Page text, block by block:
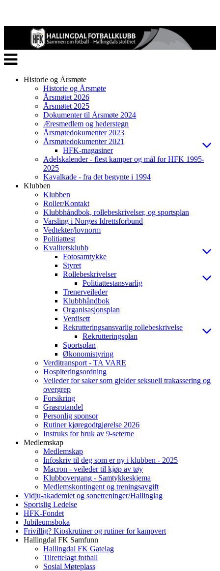
Veksle
navigasjon
Historie og Årsmøte
Historie og Årsmøte
Årsmøtet 2026
Årsmøtet 2025
Dokumenter til Årsmøte 2024
Æresmedlem og hederstegn
Årsmøtedokumenter 2023
Årsmøtedokumenter 2021
HFK-magasiner
Adelskalender - flest kamper og mål for HFK 1995-
2025
Kavalkade - fra det begynte i 1994
Klubben
Klubben
Roller/Kontakt
Klubbhåndbok, rollebeskrivelser, og sportsplan
Varsling i Norges Idrettsforbund
Vedtekter/lovnorm
Politiattest
Kvalitetsklubb
Fotosamtykke
Styret
Rollebeskrivelser
Politiattestansvarlig
Trenerveileder
Klubbhåndbok
Organisasjonsplan
Verdisett
Rekrutteringsansvarlig rollebeskrivelse
Rekrutteringsplan
Sportsplan
Økonomistyring
Verditransport - TA VARE
Hospiteringsordning
Veileder for saker som gjelder seksuell trakassering og
overgrep
Forsikring
Grasrotandel
Personlig sponsor
Rutiner kjøregodtgjørelse 2026
Instruks for bruk av 9-seterne
Medlemskap
Medlemskap
Infoskriv til deg som er ny i klubben - 2025
Macron - veileder til kjøp av tøy
Klubbovergang - Samtykkeskjema
Medlemskontingent og treningsavgift
Vidju-akademiet og sonetreninger/Hallinglag
Sportslig Ledelse
HFK-Fondet
Jubileumsboka
Frivillig? Kioskrutiner og rutiner for kampvert
Hallingdal FK Samfunn
Hallingdal FK Gatelag
Tilrettelagt fotball
Sosial Møteplass